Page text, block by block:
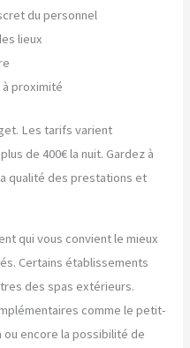
du personnel
lieux
proximité
Les tarifs varient
de 400€ la nuit. Gardez à
qualité des prestations et
qui vous convient le mieux
Certains établissements
des spas extérieurs.
comme le petit-
ou encore la possibilité de